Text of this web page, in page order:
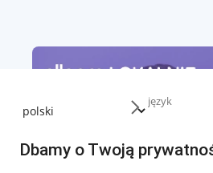
język
Dbamy o Twoją